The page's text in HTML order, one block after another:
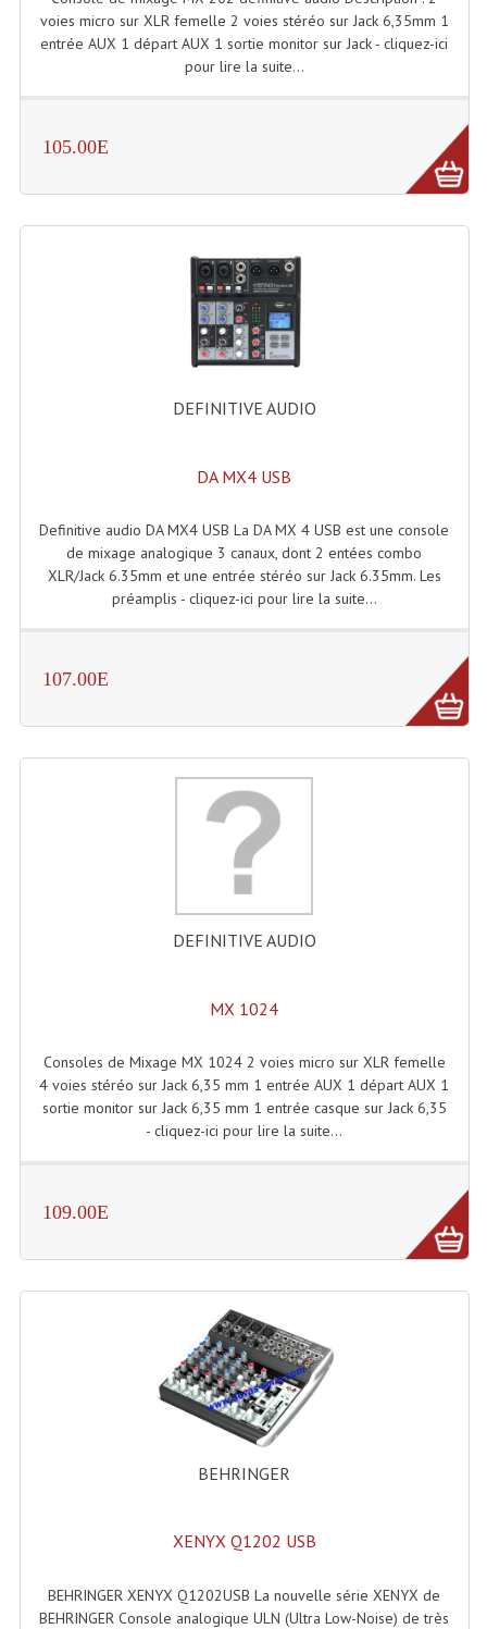
Effets LASERS
Effets Lumineux, Centre De Piste
Effets Lumineux, Effets Disco
Electronique Commande Light
Consoles Éclairage DMX
Dispatches
Filtres Et Divers
Ampoules - Tubes Lumière Noire Black Gun
Lampes À Décharges
Lampes Leds
Lampes PAR
Lampes Théatre
Panneaux, Piste Danse À Leds
Petit Effets Lumineux
Projecteur De Gobo
Projecteur Extérieur Multifaisceaux
Projecteur Led Sur Batterie
Projecteurs Barres De Leds
Projecteurs Déco À Leds
voies micro sur XLR femelle 2 voies stéréo sur Jack 6,35mm 1
entrée AUX 1 départ AUX 1 sortie monitor sur Jack - cliquez-ici
pour lire la suite...
105.00E
DEFINITIVE AUDIO
DA MX4 USB
Definitive audio DA MX4 USB La DA MX 4 USB est une console
de mixage analogique 3 canaux, dont 2 entées combo
XLR/Jack 6.35mm et une entrée stéréo sur Jack 6.35mm. Les
préamplis - cliquez-ici pour lire la suite...
107.00E
DEFINITIVE AUDIO
MX 1024
Consoles de Mixage MX 1024 2 voies micro sur XLR femelle
4 voies stéréo sur Jack 6,35 mm 1 entrée AUX 1 départ AUX 1
sortie monitor sur Jack 6,35 mm 1 entrée casque sur Jack 6,35
- cliquez-ici pour lire la suite...
109.00E
BEHRINGER
XENYX Q1202 USB
BEHRINGER XENYX Q1202USB La nouvelle série XENYX de
BEHRINGER Console analogique ULN (Ultra Low-Noise) de très